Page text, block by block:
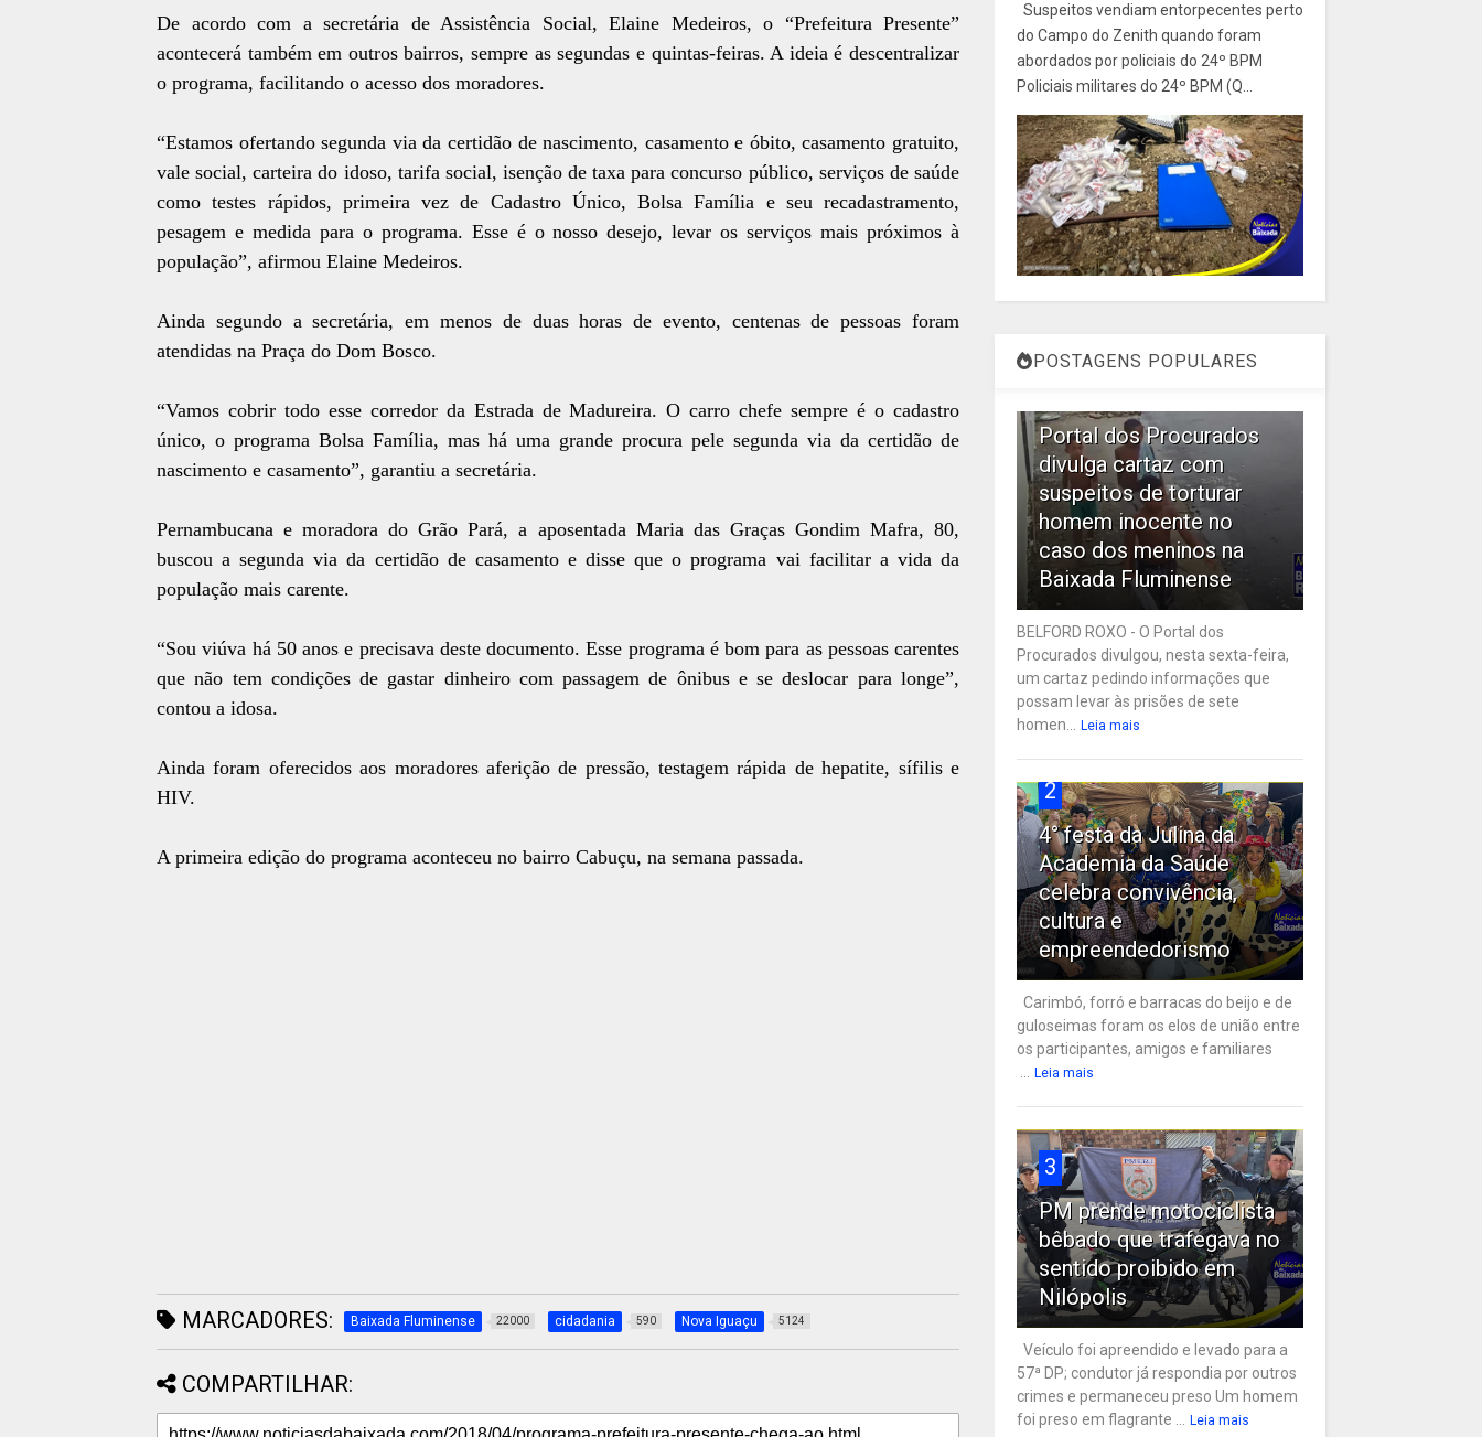
De acordo com a secretária de Assistência Social, Elaine Medeiros, o “Prefeitura Presente”
acontecerá também em outros bairros, sempre as segundas e quintas-feiras. A ideia é descentralizar
o programa, facilitando o acesso dos moradores.
“Estamos ofertando segunda via da certidão de nascimento, casamento e óbito, casamento gratuito,
vale social, carteira do idoso, tarifa social, isenção de taxa para concurso público, serviços de saúde
como testes rápidos, primeira vez de Cadastro Único, Bolsa Família e seu recadastramento,
pesagem e medida para o programa. Esse é o nosso desejo, levar os serviços mais próximos à
população”, afirmou Elaine Medeiros.
Ainda segundo a secretária, em menos de duas horas de evento, centenas de pessoas foram
atendidas na Praça do Dom Bosco.
“Vamos cobrir todo esse corredor da Estrada de Madureira. O carro chefe sempre é o cadastro
único, o programa Bolsa Família, mas há uma grande procura pele segunda via da certidão de
nascimento e casamento”, garantiu a secretária.
Pernambucana e moradora do Grão Pará, a aposentada Maria das Graças Gondim Mafra, 80,
buscou a segunda via da certidão de casamento e disse que o programa vai facilitar a vida da
população mais carente.
“Sou viúva há 50 anos e precisava deste documento. Esse programa é bom para as pessoas carentes
que não tem condições de gastar dinheiro com passagem de ônibus e se deslocar para longe”,
contou a idosa.
Ainda foram oferecidos aos moradores aferição de pressão, testagem rápida de hepatite, sífilis e
HIV.
A primeira edição do programa aconteceu no bairro Cabuçu, na semana passada.
MARCADORES: Baixada Fluminense 22000 cidadania 590 Nova Iguaçu 5124
COMPARTILHAR:
Suspeitos vendiam entorpecentes perto
do Campo do Zenith quando foram
abordados por policiais do 24º BPM
Policiais militares do 24º BPM (Q...
POSTAGENS POPULARES
Portal dos Procurados
divulga cartaz com
suspeitos de torturar
homem inocente no
caso dos meninos na
Baixada Fluminense
BELFORD ROXO - O Portal dos
Procurados divulgou, nesta sexta-feira,
um cartaz pedindo informações que
possam levar às prisões de sete
homen... Leia mais
2
4° festa da Julina da
Academia da Saúde
celebra convivência,
cultura e
empreendedorismo
Carimbó, forró e barracas do beijo e de
guloseimas foram os elos de união entre
os participantes, amigos e familiares
... Leia mais
3
PM prende motociclista
bêbado que trafegava no
sentido proibido em
Nilópolis
Veículo foi apreendido e levado para a
57ª DP; condutor já respondia por outros
crimes e permaneceu preso Um homem
foi preso em flagrante ... Leia mais